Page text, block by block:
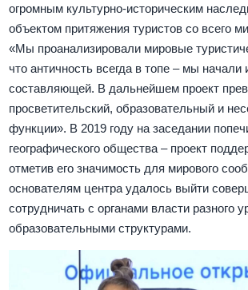
огромным культурно-историческим
объектом притяжения туристов со всего
«Мы проанализировали мировые
что античность всегда в топе – мы начали
составляющей. В дальнейшем проект
просветительский, образовательный и
функции». В 2019 году на заседании
географического общества – проект
отметив его значимость для мирового
основателям центра удалось выйти
сотрудничать с органами власти разного
образовательными структурами.